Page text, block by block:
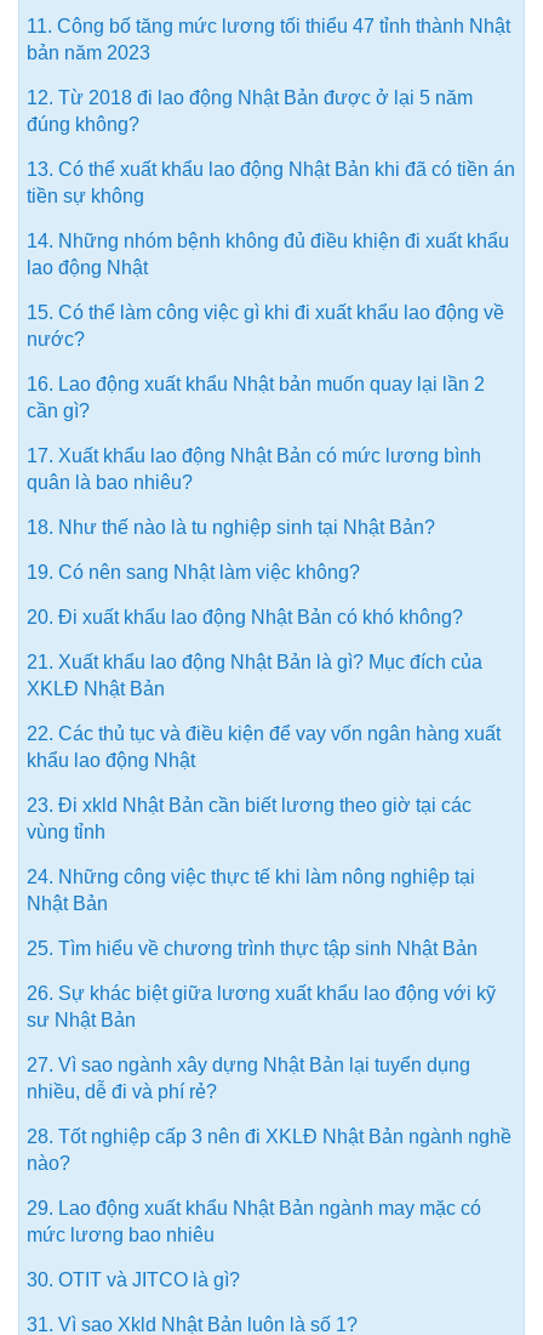
11. Công bố tăng mức lương tối thiểu 47 tỉnh thành Nhật
bản năm 2023
12. Từ 2018 đi lao động Nhật Bản được ở lại 5 năm
đúng không?
13. Có thể xuất khẩu lao động Nhật Bản khi đã có tiền án
tiền sự không
14. Những nhóm bệnh không đủ điều khiện đi xuất khẩu
lao động Nhật
15. Có thể làm công việc gì khi đi xuất khẩu lao động về
nước?
16. Lao động xuất khẩu Nhật bản muốn quay lại lần 2
cần gì?
17. Xuất khẩu lao động Nhật Bản có mức lương bình
quân là bao nhiêu?
18. Như thế nào là tu nghiệp sinh tại Nhật Bản?
19. Có nên sang Nhật làm việc không?
20. Đi xuất khẩu lao động Nhật Bản có khó không?
21. Xuất khẩu lao động Nhật Bản là gì? Mục đích của
XKLĐ Nhật Bản
22. Các thủ tục và điều kiện để vay vốn ngân hàng xuất
khẩu lao động Nhật
23. Đi xkld Nhật Bản cần biết lương theo giờ tại các
vùng tỉnh
24. Những công việc thực tế khi làm nông nghiệp tại
Nhật Bản
25. Tìm hiểu về chương trình thực tập sinh Nhật Bản
26. Sự khác biệt giữa lương xuất khẩu lao động với kỹ
sư Nhật Bản
27. Vì sao ngành xây dựng Nhật Bản lại tuyển dụng
nhiều, dễ đi và phí rẻ?
28. Tốt nghiệp cấp 3 nên đi XKLĐ Nhật Bản ngành nghề
nào?
29. Lao động xuất khẩu Nhật Bản ngành may mặc có
mức lương bao nhiêu
30. OTIT và JITCO là gì?
31. Vì sao Xkld Nhật Bản luôn là số 1?